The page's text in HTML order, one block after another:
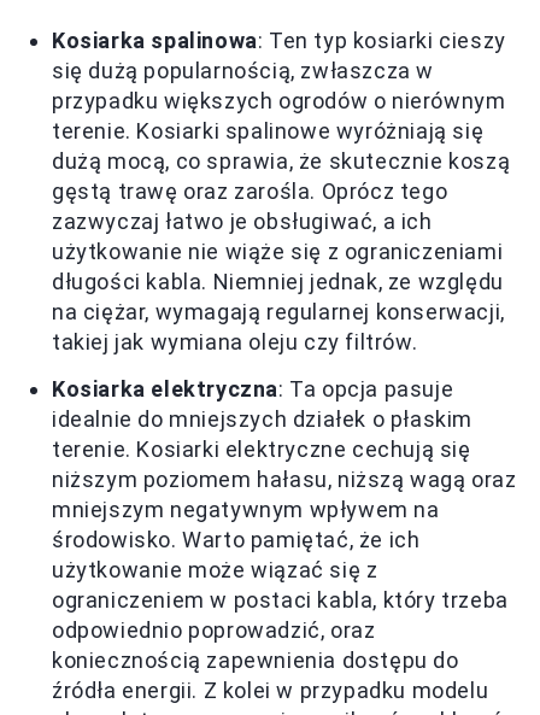
Kosiarka spalinowa: Ten typ kosiarki cieszy
się dużą popularnością, zwłaszcza w
przypadku większych ogrodów o nierównym
terenie. Kosiarki spalinowe wyróżniają się
dużą mocą, co sprawia, że skutecznie koszą
gęstą trawę oraz zarośla. Oprócz tego
zazwyczaj łatwo je obsługiwać, a ich
użytkowanie nie wiąże się z ograniczeniami
długości kabla. Niemniej jednak, ze względu
na ciężar, wymagają regularnej konserwacji,
takiej jak wymiana oleju czy filtrów.
Kosiarka elektryczna: Ta opcja pasuje
idealnie do mniejszych działek o płaskim
terenie. Kosiarki elektryczne cechują się
niższym poziomem hałasu, niższą wagą oraz
mniejszym negatywnym wpływem na
środowisko. Warto pamiętać, że ich
użytkowanie może wiązać się z
ograniczeniem w postaci kabla, który trzeba
odpowiednio poprowadzić, oraz
koniecznością zapewnienia dostępu do
źródła energii. Z kolei w przypadku modelu